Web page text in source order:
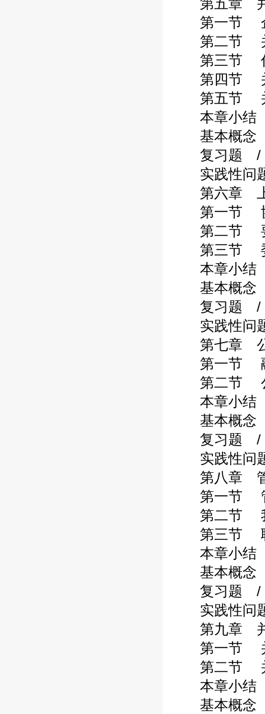
第五章 并
第一节 企
第二节 并
第三节 估
第四节 并
第五节 并
本章小结
基本概念
复习题 /
实践性问
第六章 上
第一节 协
第二节 要
第三节 委
本章小结
基本概念
复习题 /
实践性问
第七章 公
第一节 融
第二节 公
本章小结
基本概念
复习题 /
实践性问
第八章 管
第一节 管
第二节 我
第三节 职
本章小结
基本概念
复习题 /
实践性问
第九章 并
第一节 并
第二节 并
本章小结
基本概念